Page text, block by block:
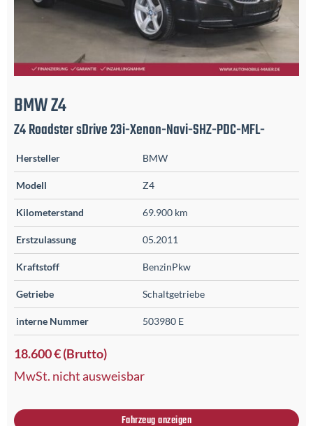
BMWZ4
Z4 Roadster sDrive 23i-Xenon-Navi-SHZ-PDC-MFL-
Hersteller BMW
Modell Z4
Kilometerstand 69.900 km
Erstzulassung 05.2011
Kraftstoff BenzinPkw
Getriebe Schaltgetriebe
interne Nummer 503980 E
18.600 € (Brutto)
MwSt. nicht ausweisbar
Fahrzeug anzeigen